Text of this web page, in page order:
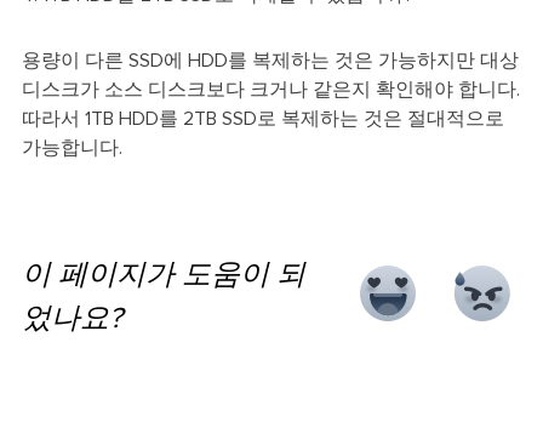
용량이 다른 SSD에 HDD를 복제하는 것은 가능하지만 대상
디스크가 소스 디스크보다 크거나 같은지 확인해야 합니다.
따라서 1TB HDD를 2TB SSD로 복제하는 것은 절대적으로
가능합니다.
이 페이지가 도움이 되
었나요?